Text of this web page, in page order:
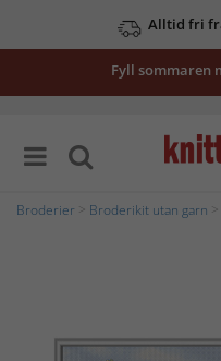
Alltid fri
Fyll sommaren
Broderier Broderikit utan garn